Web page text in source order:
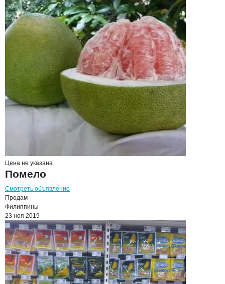
Цена не указана
Помело
Смотреть объявление
Продам
Филиппины
23 ноя 2019